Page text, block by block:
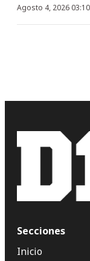
Agosto 4, 2026
Secciones
Inicio